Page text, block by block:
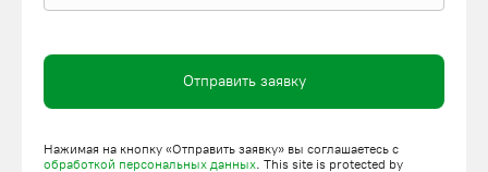
Отправить заявку
Нажимая на кнопку «Отправить заявку» вы соглашаетесь с
обработкой персональных данных. This site is protected by